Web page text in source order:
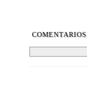
COMENTARIOS